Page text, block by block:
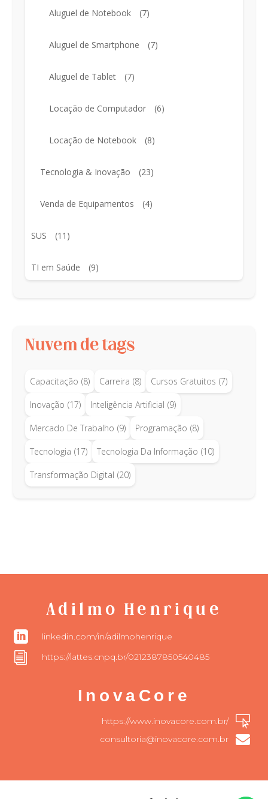
Aluguel de Notebook (7)
Aluguel de Smartphone (7)
Aluguel de Tablet (7)
Locação de Computador (6)
Locação de Notebook (8)
Tecnologia & Inovação (23)
Venda de Equipamentos (4)
SUS (11)
TI em Saúde (9)
Nuvem de tags
Capacitação (8) Carreira (8) Cursos Gratuitos (7)
Inovação (17) Inteligência Artificial (9)
Mercado De Trabalho (9) Programação (8)
Tecnologia (17) Tecnologia Da Informação (10)
Transformação Digital (20)
Adilmo Henrique
 linkedin.com/in/adilmohenrique
i https://lattes.cnpq.br/0212387850540485
InovaCore

https://www.inovacore.com.br/

consultoria@inovacore.com.br